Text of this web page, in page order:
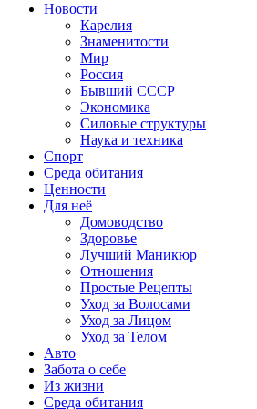
Новости
Карелия
Знаменитости
Мир
Россия
Бывший СССР
Экономика
Силовые структуры
Наука и техника
Спорт
Среда обитания
Ценности
Для неё
Домоводство
Здоровье
Лучший Маникюр
Отношения
Простые Рецепты
Уход за Волосами
Уход за Лицом
Уход за Телом
Авто
Забота о себе
Из жизни
Среда обитания